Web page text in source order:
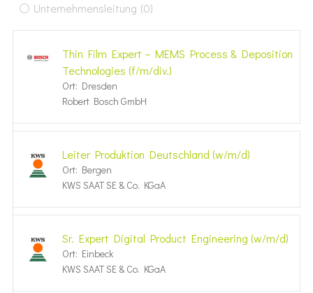
Unternehmensleitung (0)
Thin Film Expert – MEMS Process & Deposition
Technologies (f/m/div.)
Ort: Dresden
Robert Bosch GmbH
Leiter Produktion Deutschland (w/m/d)
Ort: Bergen
KWS SAAT SE & Co. KGaA
Sr. Expert Digital Product Engineering (w/m/d)
Ort: Einbeck
KWS SAAT SE & Co. KGaA